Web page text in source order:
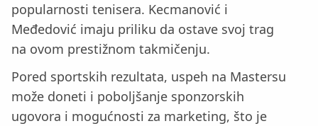
popularnosti tenisera. Kecmanović i
Međedović imaju priliku da ostave svoj trag
na ovom prestižnom takmičenju.
Pored sportskih rezultata, uspeh na Mastersu
može doneti i poboljšanje sponzorskih
ugovora i mogućnosti za marketing, što je